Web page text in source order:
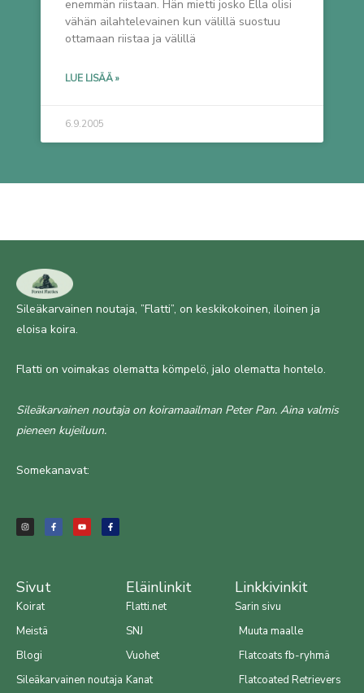
enemmän riistaan. Hän mietti josko Ella olisi
vähän ailahtelevainen kun välillä suostuu
ottamaan riistaa ja välillä
LUE LISÄÄ »
6.9.2005
Sileäkarvainen noutaja, ”Flatti”, on keskikokoinen, iloinen ja
eloisa koira.
Flatti on voimakas olematta kömpelö, jalo olematta hontelo.
Sileäkarvainen noutaja on koiramaailman Peter Pan. Aina valmis
pieneen kujeiluun.
Somekanavat:
s
t
a
c
e
b
u
t
u
c
e
b
Sivut
Koirat
Meistä
Blogi
Sileäkarvainen noutaja
Eläinlinkit
Flatti.net
SNJ
Vuohet
Kanat
Linkkivinkit
Sarin sivu
Muuta maalle
Flatcoats fb-ryhmä
Flatcoated Retrievers